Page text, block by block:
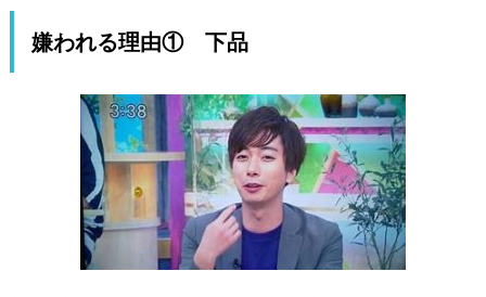
嫌われる理由① 下品